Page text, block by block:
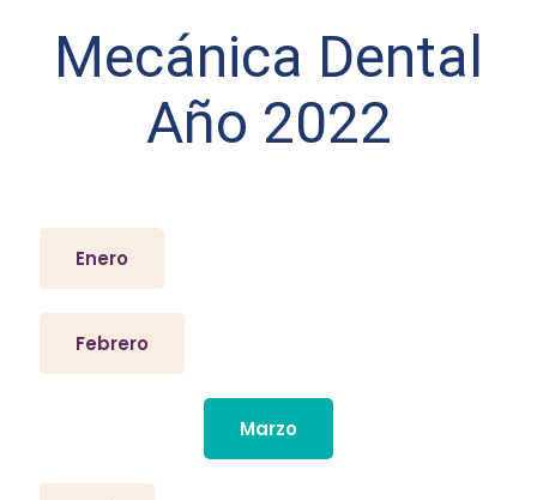
Mecánica Dental
Año 2022
Enero
Febrero
Marzo